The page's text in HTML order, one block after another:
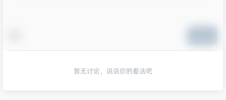
暂无讨论，说说你的看法吧